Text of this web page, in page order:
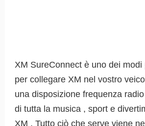
XM SureConnect è uno dei modi
per collegare XM nel vostro
una disposizione frequenza
di tutta la musica , sport e
XM . Tutto ciò che serve viene